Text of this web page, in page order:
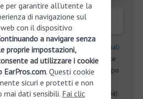
altrattamento dei miei dati personali
promozionali personalizzate
attraverso canali di contatto di tipo
mms, e-mail, Whatsapp) o
con operatore, posta ordinaria).
per garantire all’utente la
di navigazione sul
con il dispositivo
a navigare senza
proprie impostazioni,
ad utilizzare i cookie
. Questi cookie
sicuri e protetti e non
mai dati sensibili. Fai clic